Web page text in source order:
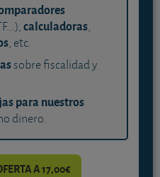
calculadoras,
, etc.
sobre fiscalidad y
para nuestros
dinero.
A 17,00€